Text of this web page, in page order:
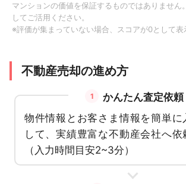
マンションの価値を保証するものではありません
してご活用ください。
※評価が集まっていない場合、スコアが0として表
不動産売却の進め方
1
かんたん査定依頼
物件情報とお客さま情報を簡単に
して、実績豊富な不動産会社へ依
（入力時間目安2~3分）